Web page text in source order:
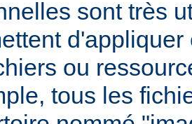
sont très
ou
tous les